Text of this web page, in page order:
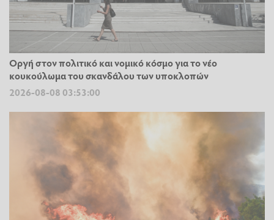
Οργή στον πολιτικό και νομικό κόσμο για το νέο
κουκούλωμα του σκανδάλου των υποκλοπών
2026-08-08 03:53:00